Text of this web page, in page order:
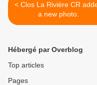
< Clos La Rivière CR added
a new photo.
Hébergé par Overblog
Top articles
Pages